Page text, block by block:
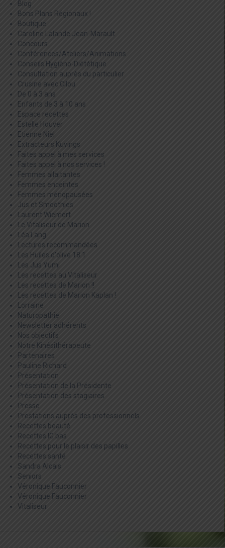
Blog
Bons Plans Régionaux !
Boutique
Caroline Lalande Jean-Marault
Concours
Conférences/Ateliers/Animations
Conseils Hygièno-Diététique
Consultation auprès du particulier
Crusine avec Cilou
De 0 à 3 ans
Enfants de 3 à 10 ans
Espace recettes
Estelle Houver
Etienne Niel
Extracteurs Kuvings
Faites appel à mes services
Faites appel à nos services !
Femmes allaitantes
Femmes enceintes
Femmes ménopausées
Jus et Smoothies
Laurent Wiemert
Le Vitaliseur de Marion
Léa Lang
Lectures recommandées
Les Huiles d'olive 18:1
Les Jus Yumi
Les recettes au Vitaliseur
Les recettes de Marion !!
Les recettes de Marion Kaplan !
Lorraine
Naturopathie
Newsletter adhérents
Nos objectifs
Notre Kinésithérapeute
Partenaires
Pauline Richard
Présentation
Présentation de la Présidente
Présentation des stagiaires
Presse
Prestations auprès des professionnels
Recettes beauté
Recettes IG bas
Recettes pour le plaisir des papilles
Recettes santé
Sandra Alcais
Seniors
Véronique Fauconnier
Véronique Fauconnier
Vitaliseur